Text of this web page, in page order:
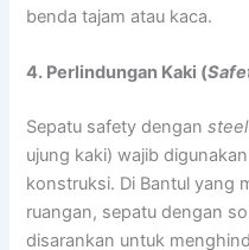
benda tajam atau kaca.
4. Perlindungan Kaki (
Sepatu safety dengan
ujung kaki) wajib
konstruksi. Di Bantul yang
ruangan, sepatu dengan
disarankan untuk